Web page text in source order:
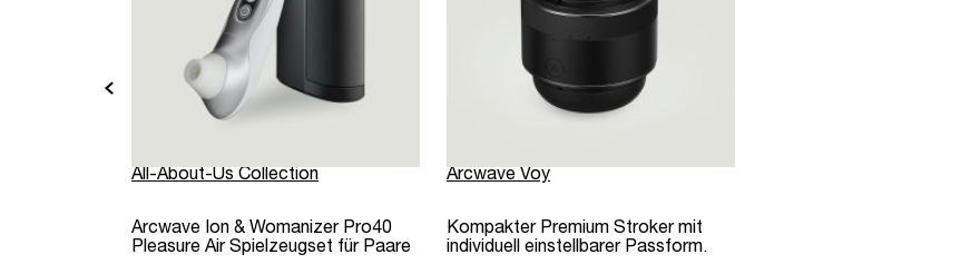
All-About-Us Collection
Arcwave Ion & Womanizer Pro40
Pleasure Air Spielzeugset für Paare
Arcwave Voy
Kompakter Premium Stroker mit
individuell einstellbarer Passform.